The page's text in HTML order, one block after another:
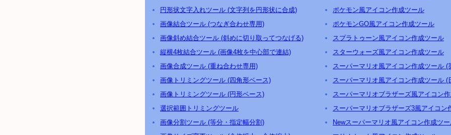
円形状文字入れツール (文字列を円形状に合成)
画像結合ツール (つなぎ合わせ専用)
画像斜め結合ツール (斜めに切り取ってつなげる)
縦横4枚結合ツール (画像4枚を中心部で連結)
画像合成ツール (重ね合わせ専用)
画像トリミングツール (四角形ベース)
画像トリミングツール (円形ベース)
選択範囲トリミングツール
画像分割ツール (等分・指定幅分割)
ポケモン風アイコン作成ツール
ポケモンGO風アイコン作成ツール
スプラトゥーン風アイコン作成ツール
スターウォーズ風アイコン作成ツール
スーパーマリオ風アイコン作成ツール (
スーパーマリオ風アイコン作成ツール (
スーパーマリオブラザーズ風アイコン
スーパーマリオブラザーズ3風アイコン
Newスーパーマリオ風アイコン作成ツ